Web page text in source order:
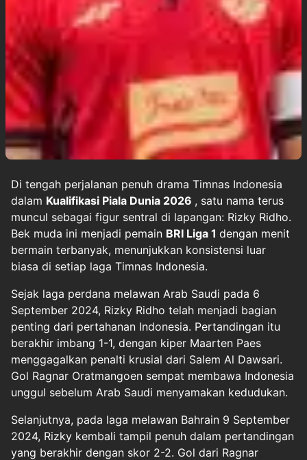
Di tengah perjalanan penuh drama Timnas Indonesia
dalam Kualifikasi Piala Dunia 2026 , satu nama terus
muncul sebagai figur sentral di lapangan: Rizky Ridho.
Bek muda ini menjadi pemain BRI Liga 1 dengan menit
bermain terbanyak, menunjukkan konsistensi luar
biasa di setiap laga Timnas Indonesia.
Sejak laga perdana melawan Arab Saudi pada 6
September 2024, Rizky Ridho telah menjadi bagian
penting dari pertahanan Indonesia. Pertandingan itu
berakhir imbang 1-1, dengan kiper Maarten Paes
menggagalkan penalti krusial dari Salem Al Dawsari.
Gol Ragnar Oratmangoen sempat membawa Indonesia
unggul sebelum Arab Saudi menyamakan kedudukan.
Selanjutnya, pada laga melawan Bahrain 9 September
2024, Rizky kembali tampil penuh dalam pertandingan
yang berakhir dengan skor 2-2. Gol dari Ragnar